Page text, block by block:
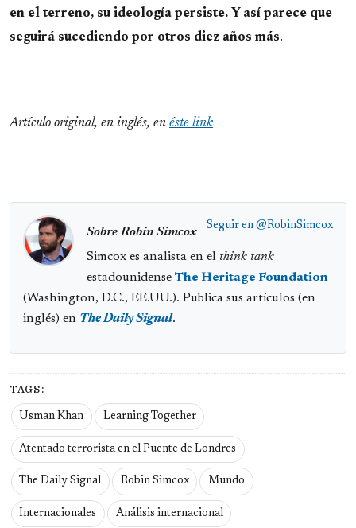
en el terreno, su ideología persiste. Y así parece que
seguirá sucediendo por otros diez años más.
Artículo original, en inglés, en éste link
Seguir en @RobinSimcox
Sobre Robin Simcox
Simcox es analista en el think tank
estadounidense The Heritage Foundation
(Washington, D.C., EE.UU.). Publica sus artículos (en
inglés) en The Daily Signal.
TAGS:
Usman Khan Learning Together
Atentado terrorista en el Puente de Londres
The Daily Signal Robin Simcox Mundo
Internacionales Análisis internacional